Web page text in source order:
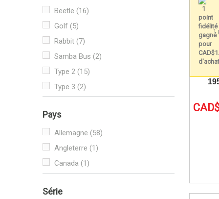
Beetle (16)
Golf (5)
Rabbit (7)
Samba Bus (2)
Type 2 (15)
Type 3 (2)
Pays
Allemagne (58)
Angleterre (1)
Canada (1)
Série
1